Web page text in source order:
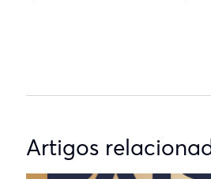
Artigos